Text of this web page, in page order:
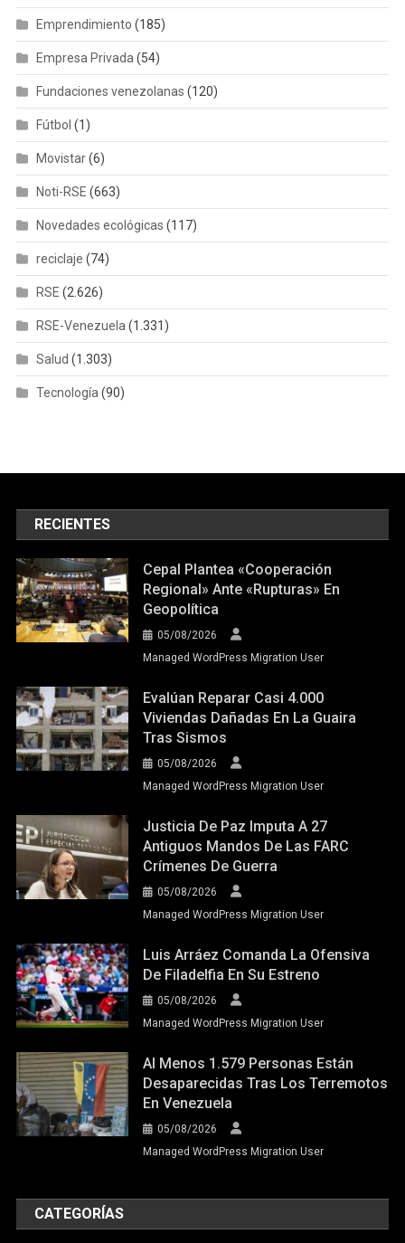
Emprendimiento (185)
Empresa Privada(54)
Fundaciones venezolanas (120)
Fútbol (1)
Movistar(6)
Noti-RSE (663)
Novedades ecológicas (117)
reciclaje (74)
RSE (2.626)
RSE-Venezuela(1.331)
Salud (1.303)
Tecnología(90)
RECIENTES
Cepal Plantea «cooperación
Regional» Ante «rupturas» En
Geopolítica
05/08/2026
Managed WordPress Migration User
Evalúan Reparar Casi 4.000
Viviendas Dañadas En La Guaira
Tras Sismos
05/08/2026
Managed WordPress Migration User
Justicia De Paz Imputa A 27
Antiguos Mandos De Las FARC
Crímenes De Guerra
05/08/2026
Managed WordPress Migration User
Luis Arráez Comanda La Ofensiva
De Filadelfia En Su Estreno
05/08/2026
Managed WordPress Migration User
Al Menos 1.579 Personas Están
Desaparecidas Tras Los Terremotos
En Venezuela
05/08/2026
Managed WordPress Migration User
CATEGORÍAS